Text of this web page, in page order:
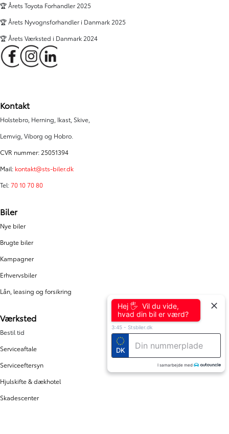
🏆 Årets Toyota Forhandler 2025
🏆 Årets Nyvognsforhandler i Danmark 2025
🏆 Årets Værksted i Danmark 2024
Kontakt
Holstebro, Herning, Ikast, Skive,
Lemvig, Viborg og Hobro.
CVR nummer: 25051394
Mail: kontakt@sts-biler.dk
Tel:70 10 70 80
Biler
Nye biler
Brugte biler
Kampagner
Erhvervsbiler
Lån, leasing og forsikring
Værksted
Bestil tid
Serviceaftale
Serviceeftersyn
Hjulskifte & dækhotel
Skadescenter
Hej 🖐 Vil du vide,
hvad din bil er værd?
3:45 - Stsbiler.dk
DK
I samarbejde med